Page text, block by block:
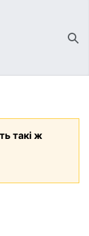
такі ж